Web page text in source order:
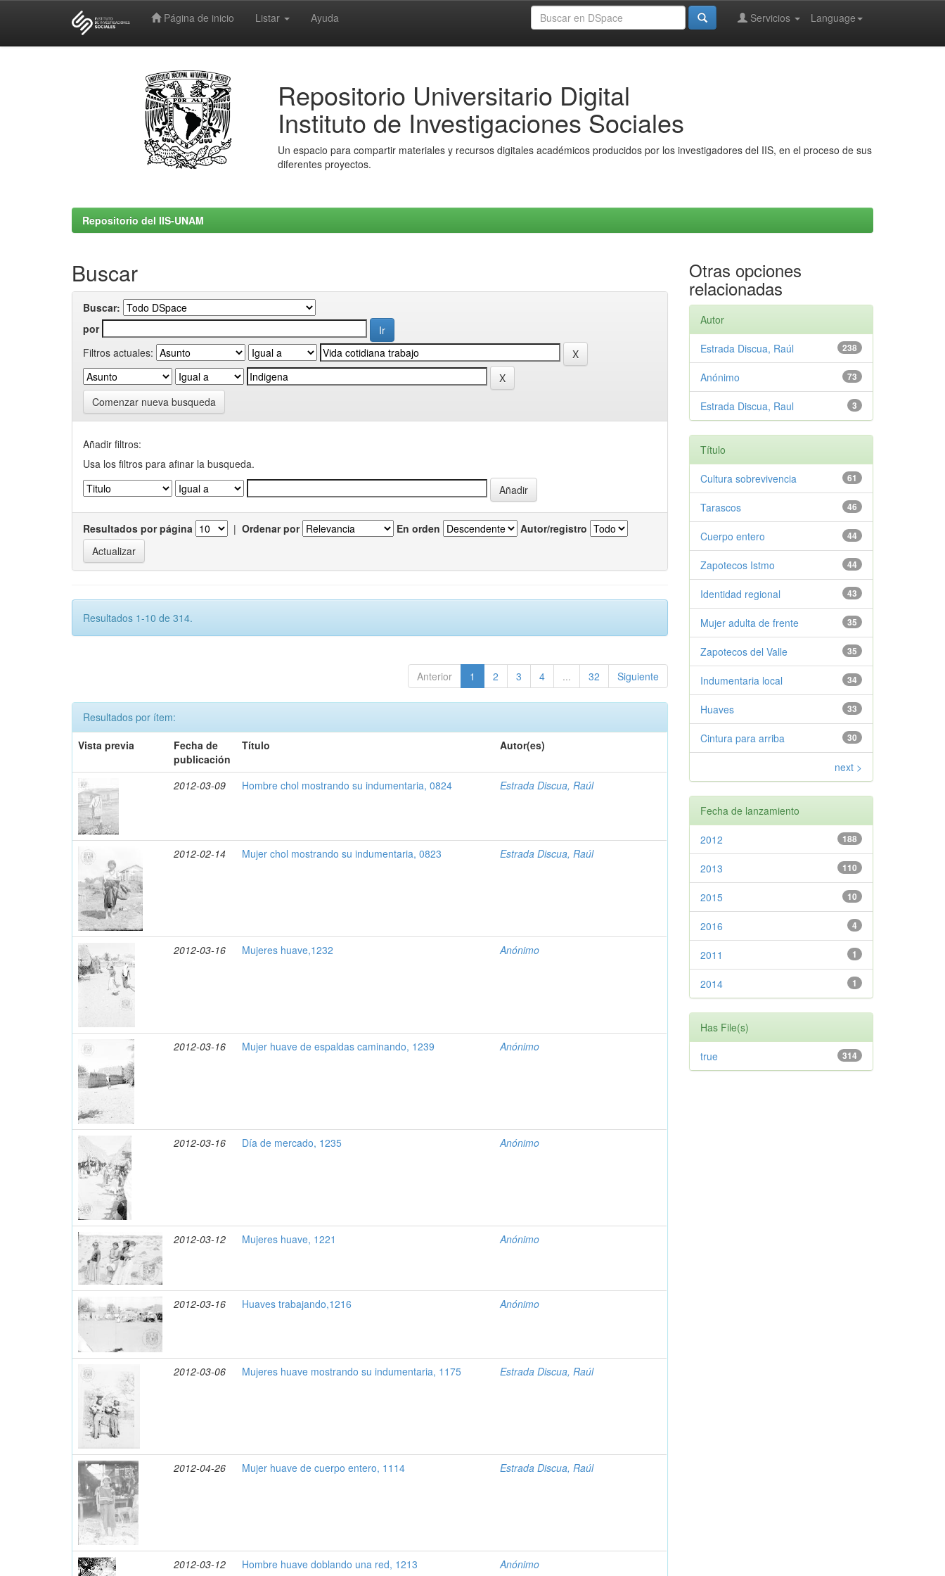
Página de inicio Listar Ayuda Language
Servicios
Repositorio Universitario Digital
Instituto de Investigaciones Sociales
Un espacio para compartir materiales y recursos digitales académicos producidos por los investigadores del IIS, en el proceso de sus
diferentes proyectos.
Repositorio del IIS-UNAM
Buscar
Buscar:
por
Filtros actuales:
Comenzar nueva busqueda
Añadir filtros:
Usa los filtros para afinar la busqueda.
Resultados por página | Ordenar por En orden Autor/registro
Resultados 1-10 de 314.
Anterior 1 2 3 4 ... 32 Siguiente
Resultados por ítem:
Vista previa
Fecha de
publicación
Título Autor(es)
2012-03-09 Hombre chol mostrando su indumentaria, 0824 Estrada Discua, Raúl
2012-02-14 Mujer chol mostrando su indumentaria, 0823 Estrada Discua, Raúl
2012-03-16 Mujeres huave,1232 Anónimo
2012-03-16 Mujer huave de espaldas caminando, 1239 Anónimo
2012-03-16 Día de mercado, 1235 Anónimo
2012-03-12 Mujeres huave, 1221 Anónimo
2012-03-16 Huaves trabajando,1216 Anónimo
2012-03-06 Mujeres huave mostrando su indumentaria, 1175 Estrada Discua, Raúl
2012-04-26 Mujer huave de cuerpo entero, 1114 Estrada Discua, Raúl
2012-03-12 Hombre huave doblando una red, 1213 Anónimo
Otras opciones
relacionadas
Autor
238
Estrada Discua, Raúl
73
Anónimo
3
Estrada Discua, Raul
Título
61
Cultura sobrevivencia
46
Tarascos
44
Cuerpo entero
44
Zapotecos Istmo
43
Identidad regional
35
Mujer adulta de frente
35
Zapotecos del Valle
34
Indumentaria local
33
Huaves
30
Cintura para arriba
next >
Fecha de lanzamiento
188
2012
110
2013
10
2015
4
2016
1
2011
1
2014
Has File(s)
314
true